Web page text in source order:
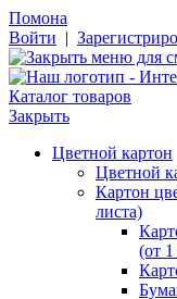
Помона
Войти |
Каталог товаров
Закрыть
Цветной картон
Цветной
Картон
листа)
(от 1